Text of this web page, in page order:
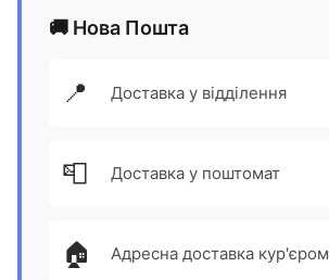
🚚 Нова Пошта
📍 Доставка у відділення
📮 Доставка у поштомат
🏠 Адресна доставка кур'єром